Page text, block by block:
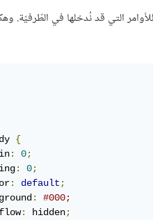
{
: 0;
: 0;
: default ;
:
#000;
: hidden;